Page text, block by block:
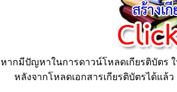
หากมีปัญหาในการดาวน์โหลดเกียรติบัตร
หลังจากโหลดเอกสารเกียรติบัตรได้แล้